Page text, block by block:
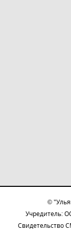
©
Учредитель:
Свидетельство